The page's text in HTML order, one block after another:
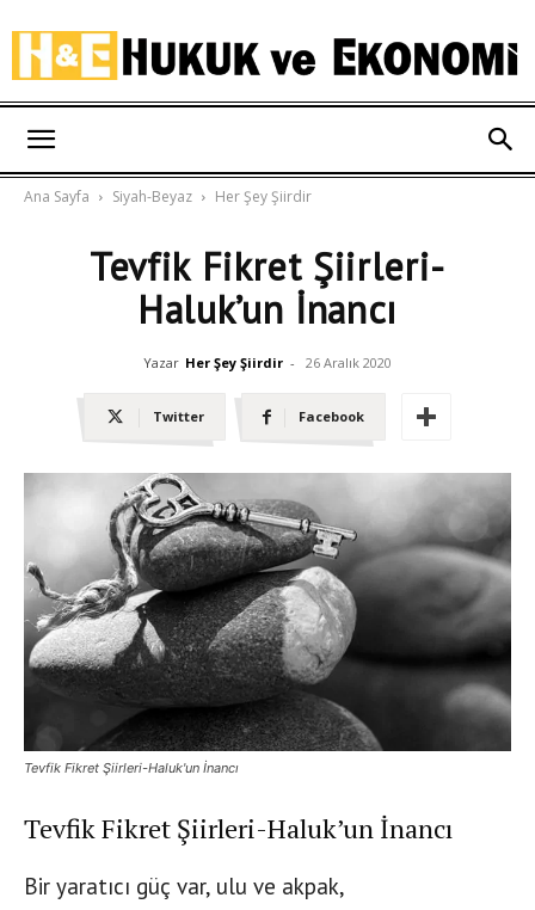
Ana Sayfa Siyah-Beyaz Her Şey Şiirdir
Tevfik Fikret Şiirleri-
Haluk’un İnancı
Yazar Her Şey Şiirdir - 26 Aralık 2020
Twitter Facebook
Tevfik Fikret Şiirleri-Haluk'un İnancı
Tevfik Fikret Şiirleri-Haluk’un İnancı
Bir yaratıcı güç var, ulu ve akpak,